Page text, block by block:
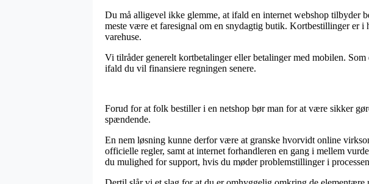
Du må alligevel ikke glemme, at ifald en internet webshop tilbyder
meste være et faresignal om en snydagtig butik. Kortbestillinger er
varehuse.
Vi tilråder generelt kortbetalinger eller betalinger med mobilen.
ifald du vil finansiere regningen senere.
Forud for at folk bestiller i en netshop bør man for at være sikker
spændende.
En nem løsning kunne derfor være at granske hvorvidt online
officielle regler, samt at internet forhandleren en gang i mellem
du mulighed for support, hvis du møder problemstillinger i